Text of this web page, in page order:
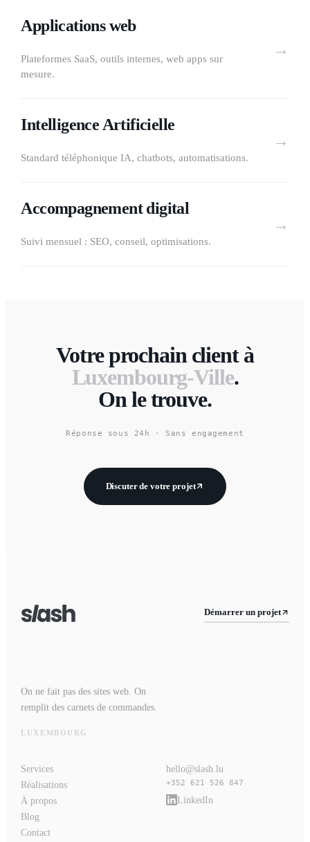
Applications web
Plateformes SaaS, outils internes, web apps sur
mesure.
→
Intelligence Artificielle
Standard téléphonique IA, chatbots, automatisations.
→
Accompagnement digital
Suivi mensuel : SEO, conseil, optimisations.
→
Votre prochain client à
Luxembourg-Ville.
On le trouve.
Réponse sous 24h · Sans engagement
Discuter de votre projet
Démarrer un projet
On ne fait pas des sites web. On
remplit des carnets de commandes.
LUXEMBOURG
Services
Réalisations
À propos
Blog
Contact
hello@slash.lu
+352 621 526 847
LinkedIn